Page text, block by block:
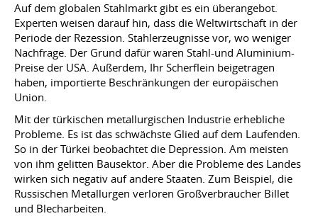
Auf dem globalen Stahlmarkt gibt es ein überangebot.
Experten weisen darauf hin, dass die Weltwirtschaft in der
Periode der Rezession. Stahlerzeugnisse vor, wo weniger
Nachfrage. Der Grund dafür waren Stahl-und Aluminium-
Preise der USA. Außerdem, Ihr Scherflein beigetragen
haben, importierte Beschränkungen der europäischen
Union.
Mit der türkischen metallurgischen Industrie erhebliche
Probleme. Es ist das schwächste Glied auf dem Laufenden.
So in der Türkei beobachtet die Depression. Am meisten
von ihm gelitten Bausektor. Aber die Probleme des Landes
wirken sich negativ auf andere Staaten. Zum Beispiel, die
Russischen Metallurgen verloren Großverbraucher Billet
und Blecharbeiten.